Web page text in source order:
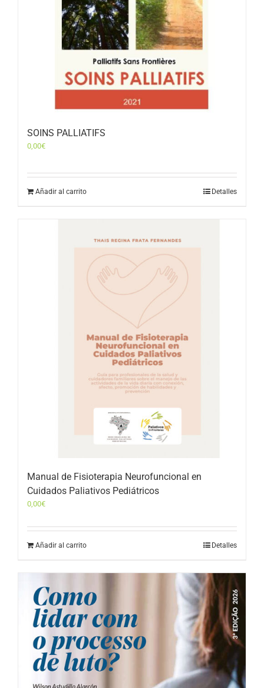
SOINS PALLIATIFS
0,00€
Añadir al carrito Detalles
Manual de Fisioterapia Neurofuncional en
Cuidados Paliativos Pediátricos
0,00€
Añadir al carrito Detalles